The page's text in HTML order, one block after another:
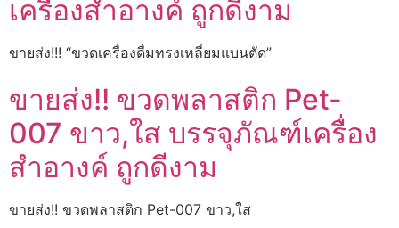
เครื่องสำอางค์ ถูกดีงาม
ขายส่ง!!! “ขวดเครื่องดื่มทรงเหลี่ยมแบนตัด”
ขายส่ง!! ขวดพลาสติก Pet-
007 ขาว,ใส บรรจุภัณฑ์เครื่อง
สำอางค์ ถูกดีงาม
ขายส่ง!! ขวดพลาสติก Pet-007 ขาว,ใส